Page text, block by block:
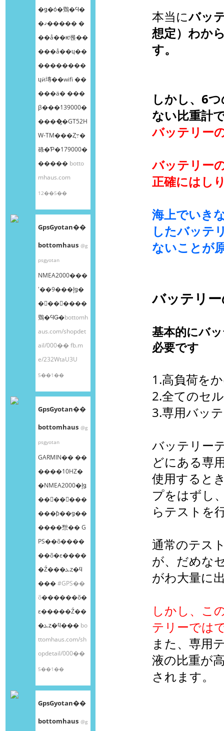
�ǥ�ȯ�䳫�Ϥ�
�ޤ����� �
��å��ѥͥ롡��
���å��ɥ��
��������
ɥӥ塼��wifi ��
���ä� ���
β���139000�
����̡�GT52H
W-TM���Ȥ߹�
碌�Ƥ�179000�
����� botto
mhaus.com
12��5��
GpsGyotan��
bottomhaus @g
psgyotan
NMEA2000���
ʽ��9���إǥ�
�󥰥��󥵡����
䳫�ϤǤ�bottomh
aus.com/shopdet
ail/000��fb.m
e/232WtaU3U
5��1��
GpsGyotan��
bottomhaus @g
psgyotan
GARMIN�� ��
����10HZ�
�NMEA2000�إǥ
��󥰥��󥵡���
���ƥ��ǥ��
����㥹�� G
PS��õ����
��õ�ε����
�Ź���ܥȥ�ϥ
���#GPS��
õ������õ�
ε�����Ź��
�ܥȥ�ϥ��� bo
ttomhaus.com/sh
opdetail/000��
5��1��
GpsGyotan��
bottomhaus @g
本当にバッ
想定）わか
す。
しかし、6
ない比重計
バッテリー
バッテリー
正確にはし
海上でいき
したバッテ
ないことが
バッテリ
基本的にバ
必要です
1.高負荷を
2.全てのセ
3.専用バッ
バッテリー
どにある専
使用すると
プをはずし
らテストを
通常のテス
が、だめな
がわ大量に
しかし、こ
テリーでは
また、専用
液の比重が
されます。